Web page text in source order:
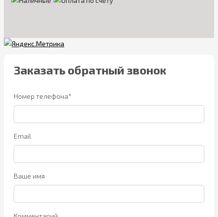
Заказать обратный звонок
Номер телефона*
Email
Ваше имя